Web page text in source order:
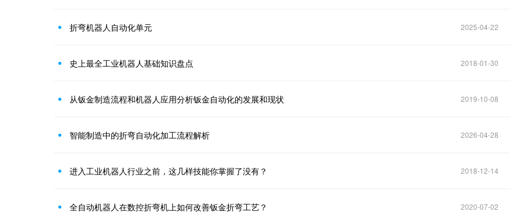
折弯机器人自动化单元 2025-04-22
史上最全工业机器人基础知识盘点 2018-01-30
从钣金制造流程和机器人应用分析钣金自动化的发展和现状 2019-10-08
智能制造中的折弯自动化加工流程解析 2026-04-28
进入工业机器人行业之前，这几样技能你掌握了没有？ 2018-12-14
全自动机器人在数控折弯机上如何改善钣金折弯工艺？ 2020-07-02